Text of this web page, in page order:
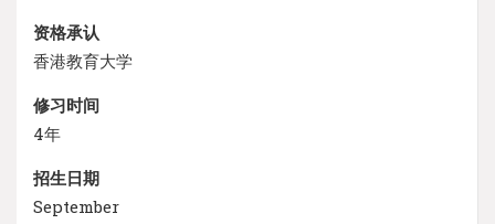
资格承认
香港教育大学
修习时间
4年
招生日期
September